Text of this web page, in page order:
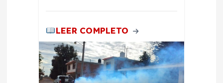
LEER COMPLETO